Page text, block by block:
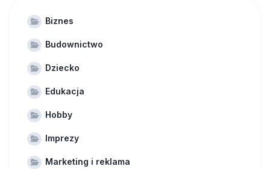
Biznes
Budownictwo
Dziecko
Edukacja
Hobby
Imprezy
Marketing i reklama